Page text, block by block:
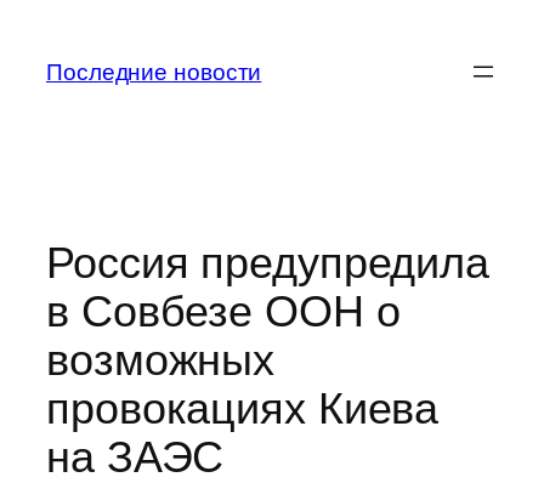
содержимому
Последние новости
Россия предупредила
в Совбезе ООН о
возможных
провокациях Киева
на ЗАЭС